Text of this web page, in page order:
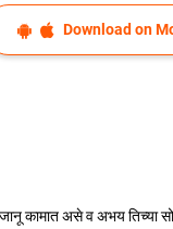
Download on
कामात असे व अभय तिच्या